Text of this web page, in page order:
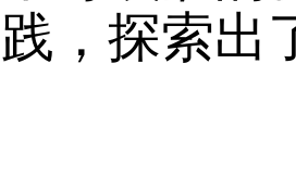
，探索出